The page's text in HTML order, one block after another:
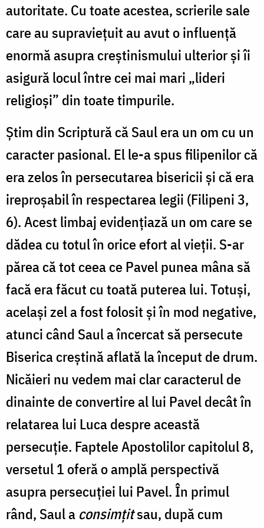
autoritate. Cu toate acestea, scrierile sale
care au supraviețuit au avut o influență
enormă asupra creștinismului ulterior și îi
asigură locul între cei mai mari „lideri
religioși” din toate timpurile.
Știm din Scriptură că Saul era un om cu un
caracter pasional. El le-a spus filipenilor că
era zelos în persecutarea bisericii și că era
ireproșabil în respectarea legii (Filipeni 3,
6). Acest limbaj evidențiază un om care se
dădea cu totul în orice efort al vieții. S-ar
părea că tot ceea ce Pavel punea mâna să
facă era făcut cu toată puterea lui. Totuși,
același zel a fost folosit și în mod negative,
atunci când Saul a încercat să persecute
Biserica creștină aflată la început de drum.
Nicăieri nu vedem mai clar caracterul de
dinainte de convertire al lui Pavel decât în
relatarea lui Luca despre această
persecuție. Faptele Apostolilor capitolul 8,
versetul 1 oferă o amplă perspectivă
asupra persecuției lui Pavel. În primul
rând, Saul a consimțitsau, după cum